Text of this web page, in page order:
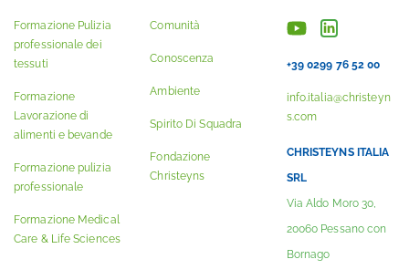
Formazione Pulizia
professionale dei
tessuti
Formazione
Lavorazione di
alimenti e bevande
Formazione pulizia
professionale
Formazione Medical
Care & Life Sciences
Comunità
Conoscenza
Ambiente
Spirito Di Squadra
Fondazione
Christeyns
+39 0299 76 52 00
info.italia@christeyn
s.com
CHRISTEYNS ITALIA
SRL
Via Aldo Moro 30,
20060 Pessano con
Bornago